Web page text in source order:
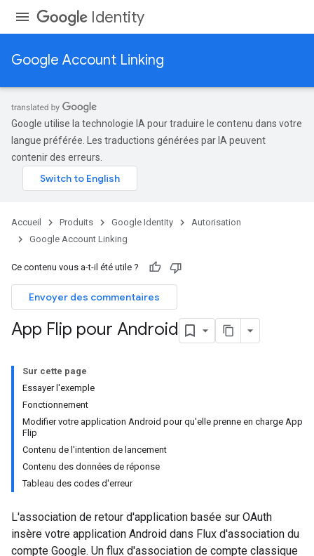
Identity
Google Account Linking
Google utilise la technologie IA pour traduire le contenu dans votre
langue préférée. Les traductions générées par IA peuvent
contenir des erreurs.
Accueil Produits Google Identity
Autorisation
Google Account Linking
Ce contenu vous a-t-il été utile ?
Envoyer des commentaires
App Flip pour Android
Sur cette page
Essayer l'exemple
Fonctionnement
Modifier votre application Android pour qu'elle prenne en charge App
Flip
Contenu de l'intention de lancement
Contenu des données de réponse
Tableau des codes d'erreur
L'association de retour d'application basée sur OAuth
insère votre application Android dans Flux d'association du
compte Google. Un flux d'association de compte classique